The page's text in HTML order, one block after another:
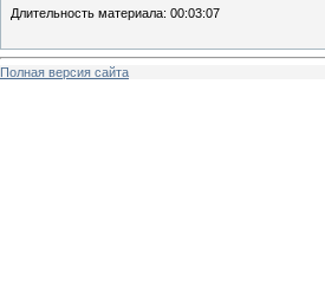
Длительность материала: 00:03:07
Полная версия сайта